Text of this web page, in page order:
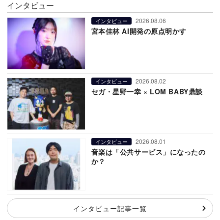
インタビュー
インタビュー 2026.08.06
宮本佳林 AI開発の原点明かす
インタビュー 2026.08.02
セガ・星野一幸 × LOM BABY鼎談
インタビュー 2026.08.01
音楽は「公共サービス」になったの
か？
インタビュー記事一覧